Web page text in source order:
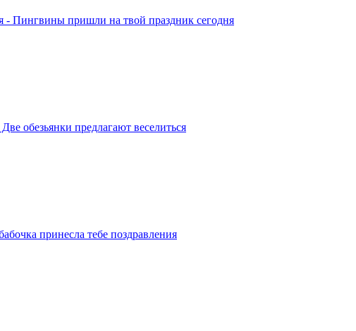
- Пингвины пришли на твой праздник сегодня
обезьянки предлагают веселиться
принесла тебе поздравления